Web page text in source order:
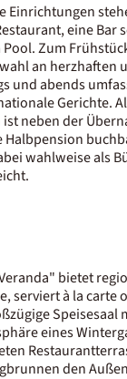
Einrichtungen
eine Bar
Zum
an herzhaften
und abends
Gerichte.
neben der
wahlweise als
bietet
serviert à la carte
eines
den